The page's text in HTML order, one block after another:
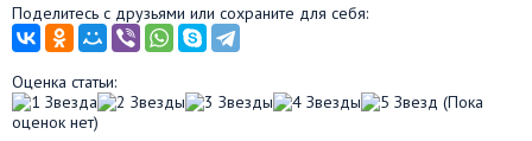
Поделитесь с друзьями или сохраните для себя:
Оценка статьи:
(Пока
оценок нет)